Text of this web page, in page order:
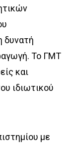
δυνατή
Το ΓΜΤ
και
ιδιωτικού
με